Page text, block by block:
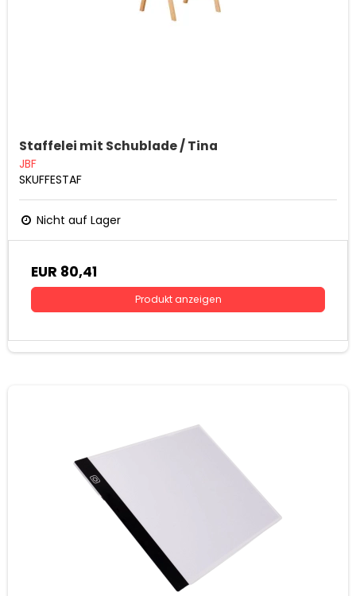
Staffelei mit Schublade / Tina
JBF
SKUFFESTAF
Nicht auf Lager
EUR 80,41
Produkt anzeigen